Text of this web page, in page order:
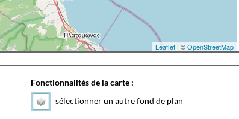
Leaflet| ©OpenStreetMap
Fonctionnalités de la carte :
sélectionner un autre fond de plan